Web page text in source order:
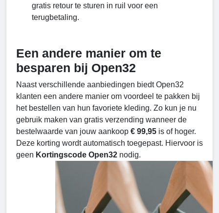
gratis retour te sturen in ruil voor een
terugbetaling.
Een andere manier om te
besparen bij Open32
Naast verschillende aanbiedingen biedt Open32
klanten een andere manier om voordeel te pakken bij
het bestellen van hun favoriete kleding. Zo kun je nu
gebruik maken van gratis verzending wanneer de
bestelwaarde van jouw aankoop € 99,95 is of hoger.
Deze korting wordt automatisch toegepast. Hiervoor is
geen Kortingscode Open32 nodig.